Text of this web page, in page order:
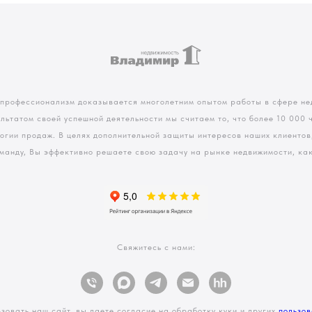
доказывается многолетним опытом работы в сфере
своей успешной деятельности мы считаем то, что более 10
продаж. В целях дополнительной защиты интересов наших
Вы эффективно решаете свою задачу на рынке недвижимости,
Свяжитесь с нами: